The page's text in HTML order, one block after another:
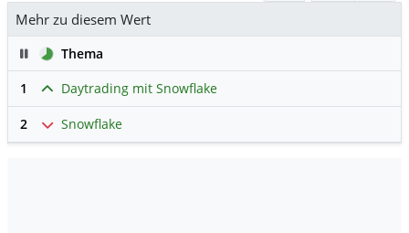
Mehr zu diesem Wert
PauseThema
1
Daytrading mit Snowflake
2 Snowflake